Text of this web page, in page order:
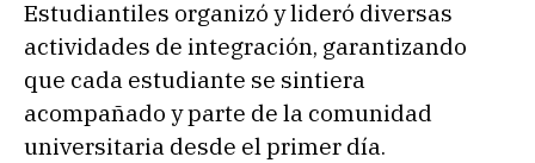
Estudiantiles organizó y lideró diversas
actividades de integración, garantizando
que cada estudiante se sintiera
acompañado y parte de la comunidad
universitaria desde el primer día.